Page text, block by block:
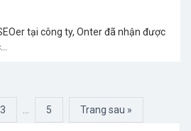
tại công ty, Onter đã nhận được
3 … 5 Trang sau »